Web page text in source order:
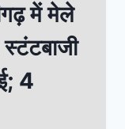
में मेले
स्टंटबाजी
4